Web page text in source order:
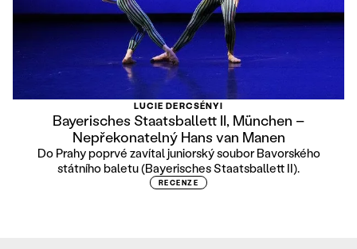
LUCIE DERCSÉNYI
Bayerisches Staatsballett II, München –
Nepřekonatelný Hans van Manen
Do Prahy poprvé zavítal juniorský soubor Bavorského
státního baletu (Bayerisches Staatsballett II).
RECENZE